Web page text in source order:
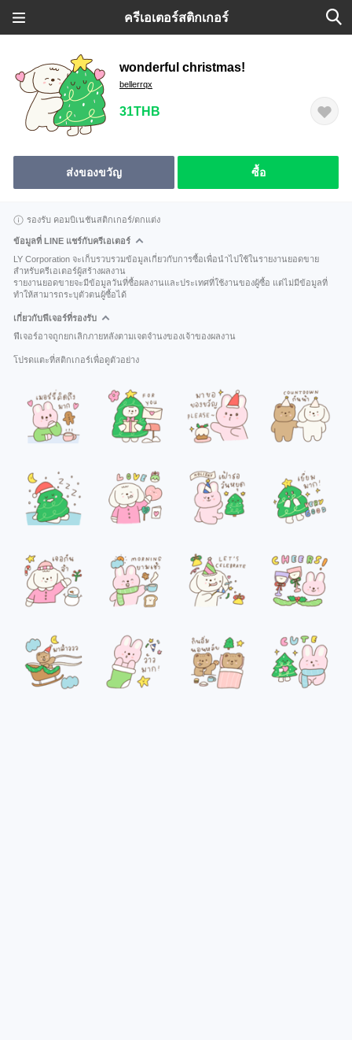
ครีเอเตอร์สติกเกอร์
wonderful christmas!
bellerrqx
31THB
ส่งของขวัญ ซื้อ
รองรับ คอมบิเนชันสติกเกอร์/ตกแต่ง
ข้อมูลที่ LINE แชร์กับครีเอเตอร์
LY Corporation จะเก็บรวบรวมข้อมูลเกี่ยวกับการซื้อเพื่อนำไปใช้ในรายงานยอดขาย
สำหรับครีเอเตอร์ผู้สร้างผลงาน
รายงานยอดขายจะมีข้อมูลวันที่ซื้อผลงานและประเทศที่ใช้งานของผู้ซื้อ แต่ไม่มีข้อมูลที่
ทำให้สามารถระบุตัวตนผู้ซื้อได้
เกี่ยวกับฟีเจอร์ที่รองรับ
ฟีเจอร์อาจถูกยกเลิกภายหลังตามเจตจำนงของเจ้าของผลงาน
โปรดแตะที่สติกเกอร์เพื่อดูตัวอย่าง